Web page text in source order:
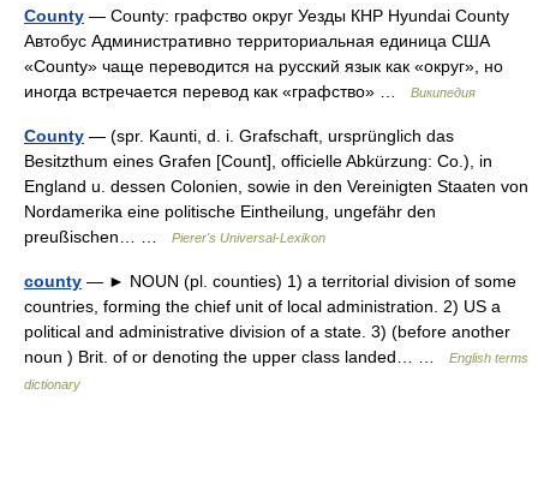
County — County: графство округ Уезды КНР Hyundai County
Автобус Административно территориальная единица США
«County» чаще переводится на русский язык как «округ», но
иногда встречается перевод как «графство» …
Википедия
County — (spr. Kaunti, d. i. Grafschaft, ursprünglich das
Besitzthum eines Grafen [Count], officielle Abkürzung: Co.), in
England u. dessen Colonien, sowie in den Vereinigten Staaten von
Nordamerika eine politische Eintheilung, ungefähr den
preußischen… …
Pierer's Universal-Lexikon
county — ► NOUN (pl. counties) 1) a territorial division of some
countries, forming the chief unit of local administration. 2) US a
political and administrative division of a state. 3) (before another
noun ) Brit. of or denoting the upper class landed… …
English terms
dictionary